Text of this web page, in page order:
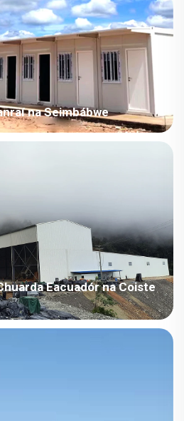
na Seimbábwe
covernaíonn limistéir idir
Eacuadór na Coiste
bunaithe ar an liosta, ag úsáid